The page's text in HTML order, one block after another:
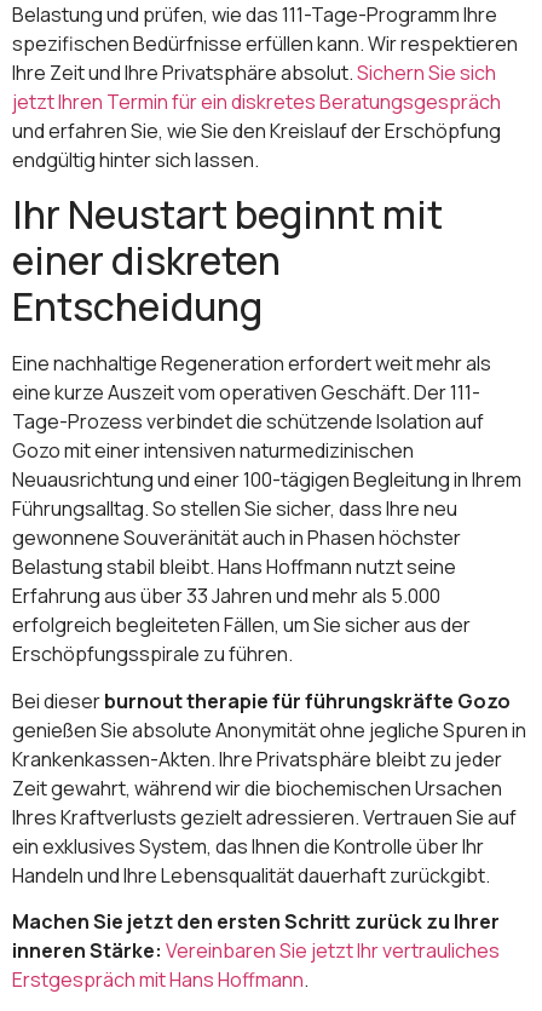
Belastung und prüfen, wie das 111-Tage-Programm Ihre
spezifischen Bedürfnisse erfüllen kann. Wir respektieren
Ihre Zeit und Ihre Privatsphäre absolut.Sichern Sie sich
jetzt Ihren Termin für ein diskretes Beratungsgespräch
und erfahren Sie, wie Sie den Kreislauf der Erschöpfung
endgültig hinter sich lassen.
Ihr Neustart beginnt mit
einer diskreten
Entscheidung
Eine nachhaltige Regeneration erfordert weit mehr als
eine kurze Auszeit vom operativen Geschäft. Der 111-
Tage-Prozess verbindet die schützende Isolation auf
Gozo mit einer intensiven naturmedizinischen
Neuausrichtung und einer 100-tägigen Begleitung in Ihrem
Führungsalltag. So stellen Sie sicher, dass Ihre neu
gewonnene Souveränität auch in Phasen höchster
Belastung stabil bleibt. Hans Hoffmann nutzt seine
Erfahrung aus über 33 Jahren und mehr als 5.000
erfolgreich begleiteten Fällen, um Sie sicher aus der
Erschöpfungsspirale zu führen.
Bei dieserburnout therapie für führungskräfte Gozo
genießen Sie absolute Anonymität ohne jegliche Spuren in
Krankenkassen-Akten. Ihre Privatsphäre bleibt zu jeder
Zeit gewahrt, während wir die biochemischen Ursachen
Ihres Kraftverlusts gezielt adressieren. Vertrauen Sie auf
ein exklusives System, das Ihnen die Kontrolle über Ihr
Handeln und Ihre Lebensqualität dauerhaft zurückgibt.
Machen Sie jetzt den ersten Schritt zurück zu Ihrer
inneren Stärke: Vereinbaren Sie jetzt Ihr vertrauliches
Erstgespräch mit Hans Hoffmann.